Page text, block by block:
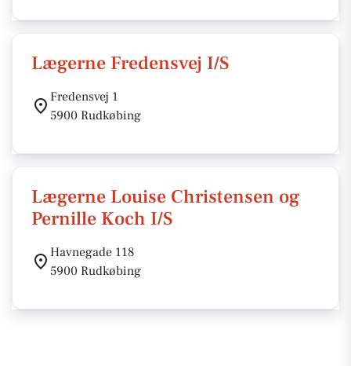
Lægerne Fredensvej I/S
Fredensvej 1
5900 Rudkøbing
Lægerne Louise Christensen og
Pernille Koch I/S
Havnegade 118
5900 Rudkøbing